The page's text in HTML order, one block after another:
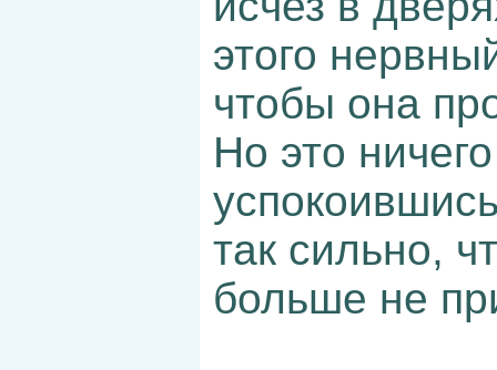
этого
чтобы она
Но это
так сильно,
больше не